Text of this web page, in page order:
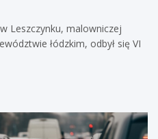
Leszczynku, malowniczej
łódzkim, odbył się VI